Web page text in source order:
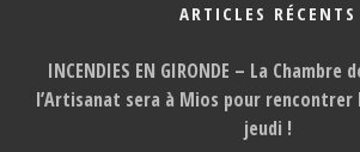
ARTICLES RÉCENTS
INCENDIES EN GIRONDE – La
l’Artisanat sera à Mios pour rencontrer
jeudi !